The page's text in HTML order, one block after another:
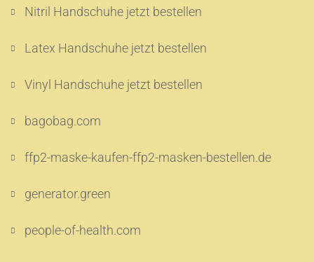
Nitril Handschuhe jetzt bestellen
Latex Handschuhe jetzt bestellen
Vinyl Handschuhe jetzt bestellen
bagobag.com
ffp2-maske-kaufen-ffp2-masken-bestellen.de
generator.green
people-of-health.com